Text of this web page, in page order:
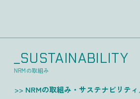
_SUSTAINABILITY
NRMの取組み
NRMの取組み・サステナビリティ